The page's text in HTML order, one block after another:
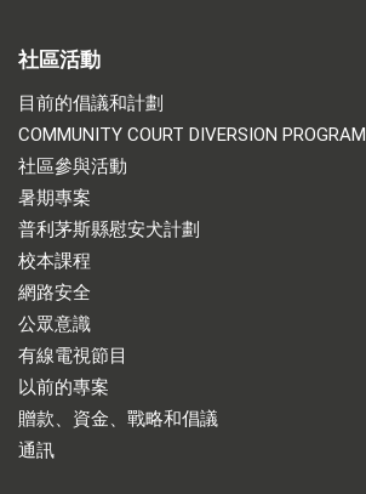
社區活動
目前的倡議和計劃
COMMUNITY COURT DIVERSION PROGRAM
社區參與活動
暑期專案
普利茅斯縣慰安犬計劃
校本課程
網路安全
公眾意識
有線電視節目
以前的專案
贈款、資金、戰略和倡議
通訊